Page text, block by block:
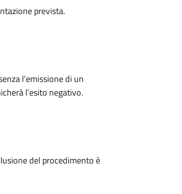
prevista.
l’emissione di un
l’esito negativo.
del procedimento è